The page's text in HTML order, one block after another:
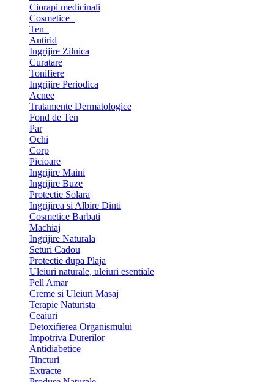
Ciorapi medicinali
Cosmetice
Ten
Antirid
Ingrijire Zilnica
Curatare
Tonifiere
Ingrijire Periodica
Acnee
Tratamente Dermatologice
Fond de Ten
Par
Ochi
Corp
Picioare
Ingrijire Maini
Ingrijire Buze
Protectie Solara
Ingrijirea si Albire Dinti
Cosmetice Barbati
Machiaj
Ingrijire Naturala
Seturi Cadou
Protectie dupa Plaja
Uleiuri naturale, uleiuri esentiale
Pell Amar
Creme si Uleiuri Masaj
Terapie Naturista
Ceaiuri
Detoxifierea Organismului
Impotriva Durerilor
Antidiabetice
Tincturi
Extracte